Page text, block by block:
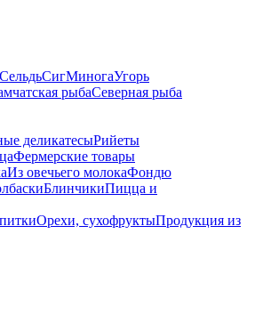
СельдьСигМиногаУгорь
рыбаСеверная рыба
деликатесыРийеты
Фермерские товары
Из овечьего молокаФондю
БлинчикиПицца и
Орехи, сухофруктыПродукция из